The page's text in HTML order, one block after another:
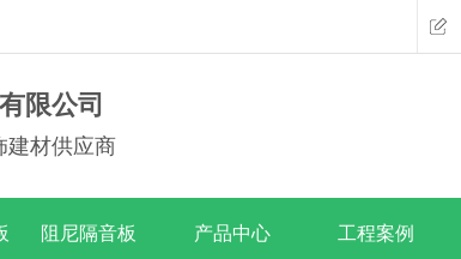
限公司
建材供应商
阻尼隔音板 产品中心 工程案例